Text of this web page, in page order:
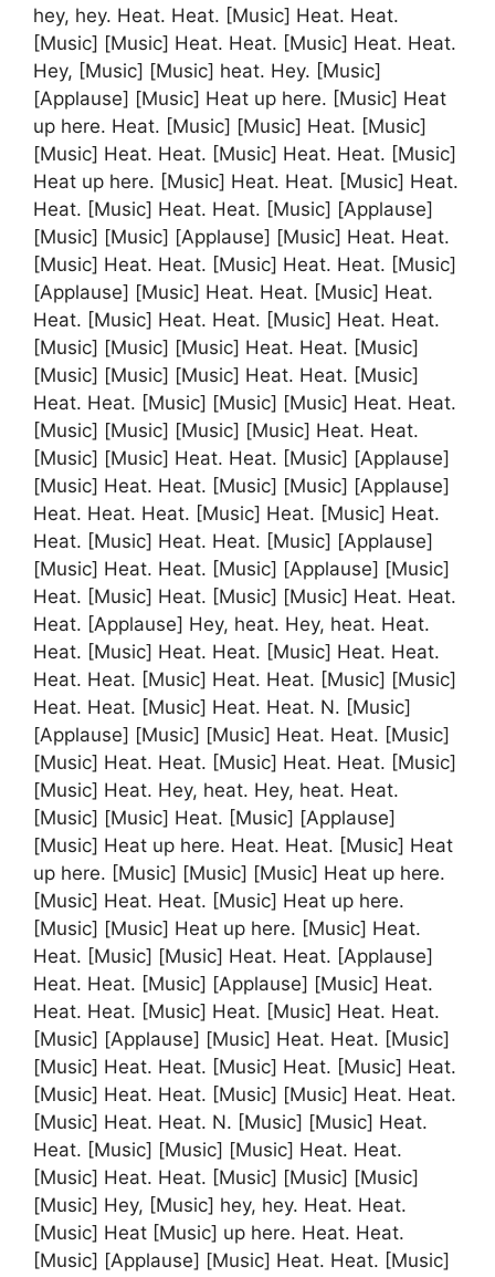
hey, hey. Heat. Heat. [Music] Heat. Heat.
[Music] [Music] Heat. Heat. [Music] Heat. Heat.
Hey, [Music] [Music] heat. Hey. [Music]
[Applause] [Music] Heat up here. [Music] Heat
up here. Heat. [Music] [Music] Heat. [Music]
[Music] Heat. Heat. [Music] Heat. Heat. [Music]
Heat up here. [Music] Heat. Heat. [Music] Heat.
Heat. [Music] Heat. Heat. [Music] [Applause]
[Music] [Music] [Applause] [Music] Heat. Heat.
[Music] Heat. Heat. [Music] Heat. Heat. [Music]
[Applause] [Music] Heat. Heat. [Music] Heat.
Heat. [Music] Heat. Heat. [Music] Heat. Heat.
[Music] [Music] [Music] Heat. Heat. [Music]
[Music] [Music] [Music] Heat. Heat. [Music]
Heat. Heat. [Music] [Music] [Music] Heat. Heat.
[Music] [Music] [Music] [Music] Heat. Heat.
[Music] [Music] Heat. Heat. [Music] [Applause]
[Music] Heat. Heat. [Music] [Music] [Applause]
Heat. Heat. Heat. [Music] Heat. [Music] Heat.
Heat. [Music] Heat. Heat. [Music] [Applause]
[Music] Heat. Heat. [Music] [Applause] [Music]
Heat. [Music] Heat. [Music] [Music] Heat. Heat.
Heat. [Applause] Hey, heat. Hey, heat. Heat.
Heat. [Music] Heat. Heat. [Music] Heat. Heat.
Heat. Heat. [Music] Heat. Heat. [Music] [Music]
Heat. Heat. [Music] Heat. Heat. N. [Music]
[Applause] [Music] [Music] Heat. Heat. [Music]
[Music] Heat. Heat. [Music] Heat. Heat. [Music]
[Music] Heat. Hey, heat. Hey, heat. Heat.
[Music] [Music] Heat. [Music] [Applause]
[Music] Heat up here. Heat. Heat. [Music] Heat
up here. [Music] [Music] [Music] Heat up here.
[Music] Heat. Heat. [Music] Heat up here.
[Music] [Music] Heat up here. [Music] Heat.
Heat. [Music] [Music] Heat. Heat. [Applause]
Heat. Heat. [Music] [Applause] [Music] Heat.
Heat. Heat. [Music] Heat. [Music] Heat. Heat.
[Music] [Applause] [Music] Heat. Heat. [Music]
[Music] Heat. Heat. [Music] Heat. [Music] Heat.
[Music] Heat. Heat. [Music] [Music] Heat. Heat.
[Music] Heat. Heat. N. [Music] [Music] Heat.
Heat. [Music] [Music] [Music] Heat. Heat.
[Music] Heat. Heat. [Music] [Music] [Music]
[Music] Hey, [Music] hey, hey. Heat. Heat.
[Music] Heat [Music] up here. Heat. Heat.
[Music] [Applause] [Music] Heat. Heat. [Music]